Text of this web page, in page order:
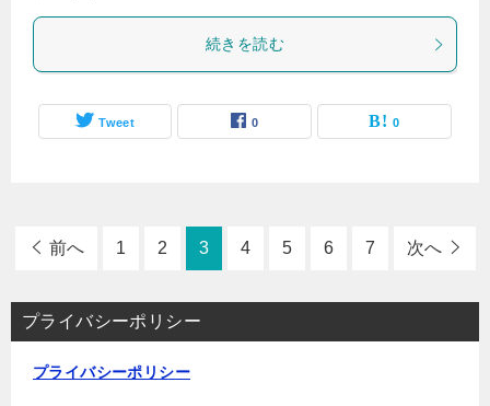
続きを読む
Tweet 0 0
前へ 1 2 3 4 5 6 7 次へ
プライバシーポリシー
プライバシーポリシー